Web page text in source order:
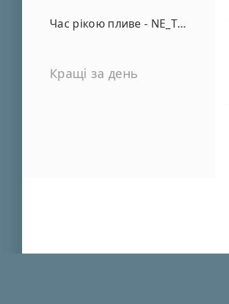
Час рікою пливе - NE_TVOYA_MRIYA
Кращі за день